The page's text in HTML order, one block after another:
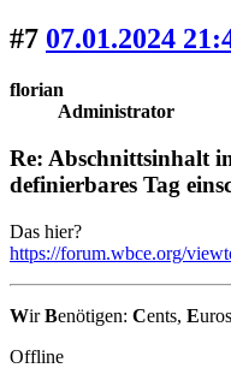
#7 07.01.2024
florian
Administrator
Re: Abschnittsinhalt
definierbares Tag
Das hier?
https://forum.wbce.org/
WirBenötigen: Cents, E
Offline